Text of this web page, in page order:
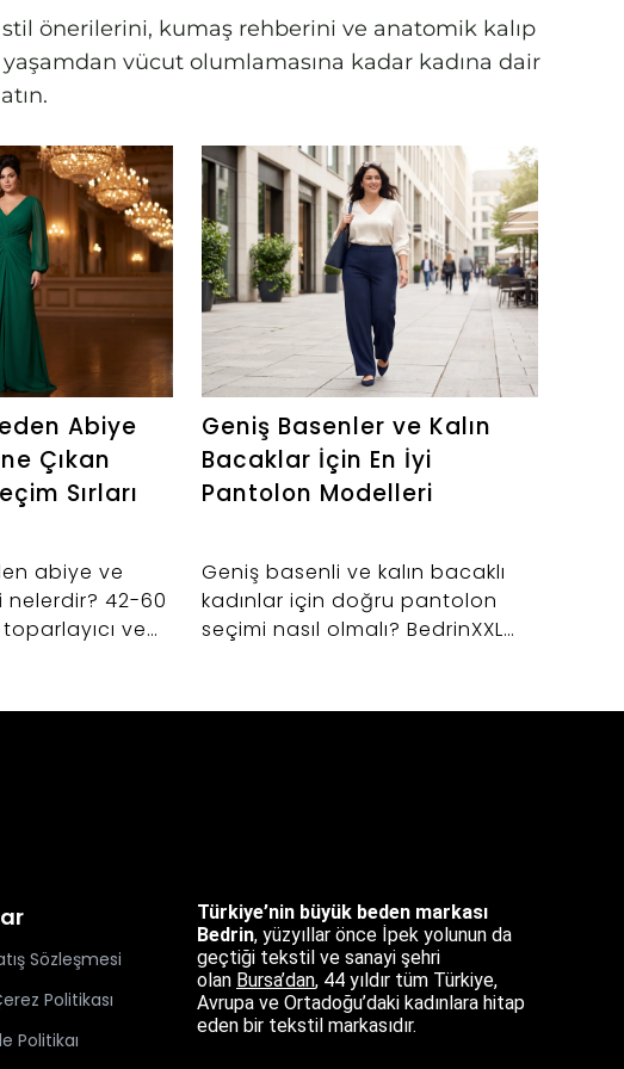
stil önerilerini, kumaş rehberini ve anatomik kalıp
yaşamdan vücut olumlamasına kadar kadına dair
Abiye
Çıkan
Sırları
abiye ve
nelerdir? 42-60
ve
Geniş Basenler ve Kalın
Bacaklar İçin En İyi
Pantolon Modelleri
Geniş basenli ve kalın bacaklı
kadınlar için doğru pantolon
seçimi nasıl olmalı? BedrinXXL
Sözleşmesi
Politikası
Politikaı
Türkiye’nin büyük beden markası
Bedrin, yüzyıllar önce İpek yolunun da
geçtiği tekstil ve sanayi şehri
olan Bursa’dan, 44 yıldır tüm Türkiye,
Avrupa ve Ortadoğu’daki kadınlara hitap
eden bir tekstil markasıdır.